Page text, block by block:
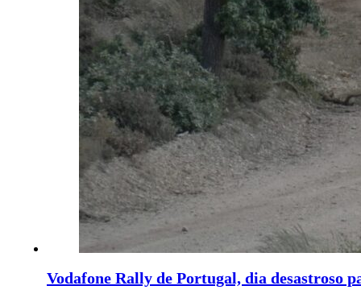
Vodafone Rally de Portugal, dia desastroso